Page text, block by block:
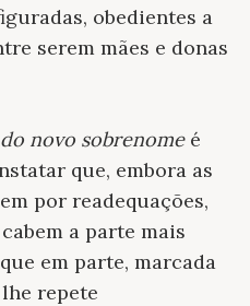
obedientes a
serem mães e donas
novo sobrenomeé
que, embora as
por readequações,
a parte mais
em parte, marcada
repete